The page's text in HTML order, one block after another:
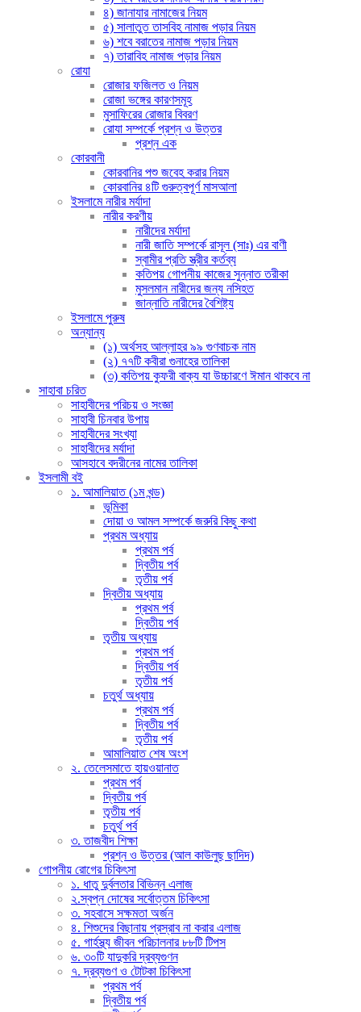
৪) জানাযার নামাজের নিয়ম
৫) সালাতুত তাসবিহ নামাজ পড়ার নিয়ম
৬) শবে বরাতের নামাজ পড়ার নিয়ম
৭) তারাবিহ নামাজ পড়ার নিয়ম
রোযা
রোজার ফজিলত ও নিয়ম
রোজা ভঙ্গের কারণসমূহ
মুসাফিরের রোজার বিবরণ
রোযা সম্পর্কে প্রশ্ন ও উত্তর
প্রশ্ন এক
কোরবানী
কোরবানির পশু জবেহ করার নিয়ম
কোরবানির ৪টি গুরুত্বপূর্ণ মাসআলা
ইসলামে নারীর মর্যাদা
নারীর করণীয়
নারীদের মর্যাদা
নারী জাতি সম্পর্কে রাসূল (সাঃ) এর বাণী
স্বামীর প্রতি স্ত্রীর কর্তব্য
কতিপয় গোপনীয় কাজের সুন্নাত তরীকা
মুসলমান নারীদের জন্য নসিহত
জান্নাতি নারীদের বৈশিষ্ট্য
ইসলামে পুরুষ
অন্যান্য
(১) অর্থসহ আল্লাহর ৯৯ গুণবাচক নাম
(২) ৭৭টি কবীরা গুনাহের তালিকা
(৩) কতিপয় কুফরী বাক্য যা উচ্চারণে ঈমান থাকবে না
সাহাবা চরিত
সাহাবীদের পরিচয় ও সংজ্ঞা
সাহাবী চিনবার উপায়
সাহাবীদের সংখ্যা
সাহাবীদের মর্যাদা
আসহাবে বদরীনের নামের তালিকা
ইসলামী বই
১. আমালিয়াত (১ম খন্ড)
ভূমিকা
দোয়া ও আমল সম্পর্কে জরুরি কিছু কথা
প্রথম অধ্যায়
প্রথম পর্ব
দ্বিতীয় পর্ব
তৃতীয় পর্ব
দ্বিতীয় অধ্যায়
প্রথম পর্ব
দ্বিতীয় পর্ব
তৃতীয় অধ্যায়
প্রথম পর্ব
দ্বিতীয় পর্ব
তৃতীয় পর্ব
চতুর্থ অধ্যায়
প্রথম পর্ব
দ্বিতীয় পর্ব
তৃতীয় পর্ব
আমালিয়াত শেষ অংশ
২. তেলেসমাতে হায়ওয়ানাত
প্রথম পর্ব
দ্বিতীয় পর্ব
তৃতীয় পর্ব
চতুর্থ পর্ব
৩. তাজবীদ শিক্ষা
প্রশ্ন ও উত্তর (আল কাউলুছ ছাদিদ)
গোপনীয় রোগের চিকিৎসা
১. ধাতু দুর্বলতার বিভিন্ন এলাজ
২.স্বপ্ন দোষের সর্বোত্তম চিকিৎসা
৩. সহবাসে সক্ষমতা অর্জন
৪. শিশুদের বিছানায় প্রস্রাব না করার এলাজ
৫. গার্হস্থ্য জীবন পরিচালনার ৮৮টি টিপস
৬. ৩০টি যাদুকরি দ্রব্যগুণন
৭. দ্রব্যগুণ ও টোটকা চিকিৎসা
প্রথম পর্ব
দ্বিতীয় পর্ব